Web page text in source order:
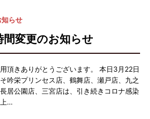
知らせ
間変更のお知らせ
頂きありがとうございます。 本日3月22日
吟栄プリンセス店、鶴舞店、瀬戸店、九之
居公園店、三宮店は、引き続きコロナ感染
…